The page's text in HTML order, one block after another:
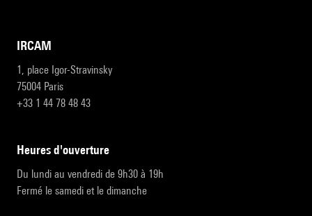
IRCAM
1, place Igor-Stravinsky
75004 Paris
+33 1 44 78 48 43
heures d'ouverture
Du lundi au vendredi de 9h30 à 19h
Fermé le samedi et le dimanche